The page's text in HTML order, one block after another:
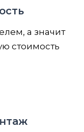
а значит
стоимость